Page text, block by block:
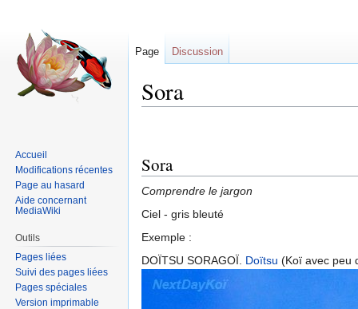
Sora
la
navigation
la
recherche
Sora
Comprendre le jargon
Ciel - gris bleuté
Exemple :
DOÏTSU SORAGOÏ. Doïtsu (Koï avec peu
Page Discussion
Accueil
Modifications récentes
Page au hasard
Aide concernant
MediaWiki
Outils
Pages liées
Suivi des pages liées
Pages spéciales
Version imprimable